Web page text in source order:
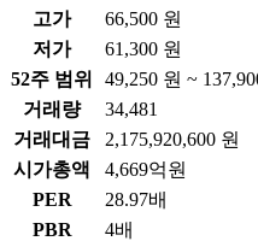
고가
66,500 원
저가
61,300 원
52주 범위
49,250 원 ~
거래량
34,481
거래대금
2,175,920,600 원
시가총액
4,669억원
PER
28.97배
PBR
4배